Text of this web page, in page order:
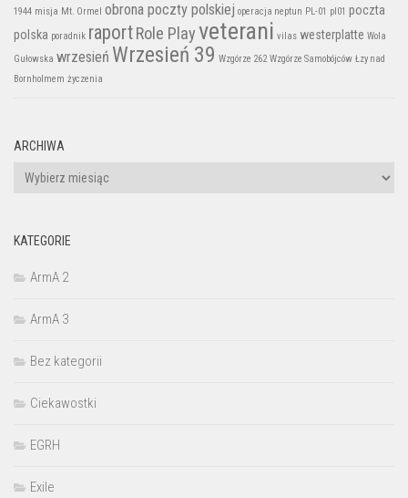
1944 misja Mt. Ormel obrona poczty polskiej operacja neptun PL-01 pl01 poczta
polska poradnik raportRole Playveterani vilas westerplatte Wola
Gułowska wrzesień Wrzesień 39 Wzgórze 262 Wzgórze Samobójców Łzy nad
Bornholmem życzenia
ARCHIWA
Archiwa
KATEGORIE
ArmA 2
ArmA 3
Bez kategorii
Ciekawostki
EGRH
Exile